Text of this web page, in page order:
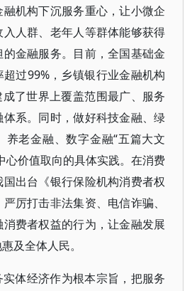
机构下沉服务重心，让小微企
人群、老年人等群体能够获得
金融服务。目前，全国基础金
过99%，乡镇银行业金融机构
了世界上覆盖范围最广、服务
系。同时，做好科技金融、绿
养老金融、数字金融“五篇大文
心价值取向的具体实践。在消费
出台《银行保险机构消费者权
厉打击非法集资、电信诈骗、
费者权益的行为，让金融发展
及全体人民。
体经济作为根本宗旨，把服务